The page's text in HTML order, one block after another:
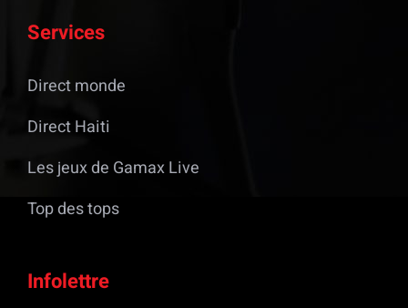
Services
Direct monde
Direct Haiti
Les jeux de Gamax Live
Top des tops
Infolettre